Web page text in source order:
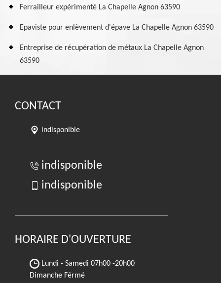
Ferrailleur expérimenté La Chapelle Agnon 63590
Epaviste pour enlèvement d'épave La Chapelle Agnon 63590
Entreprise de récupération de métaux La Chapelle Agnon
63590
CONTACT
indisponible
indisponible
indisponible
HORAIRE D'OUVERTURE
Lundi - Samedi 07h00 -20h00
Dimanche Férmé